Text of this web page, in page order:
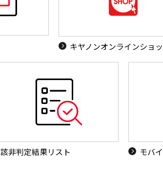
キヤノンオンラインショ
該非判定結果リスト モバ